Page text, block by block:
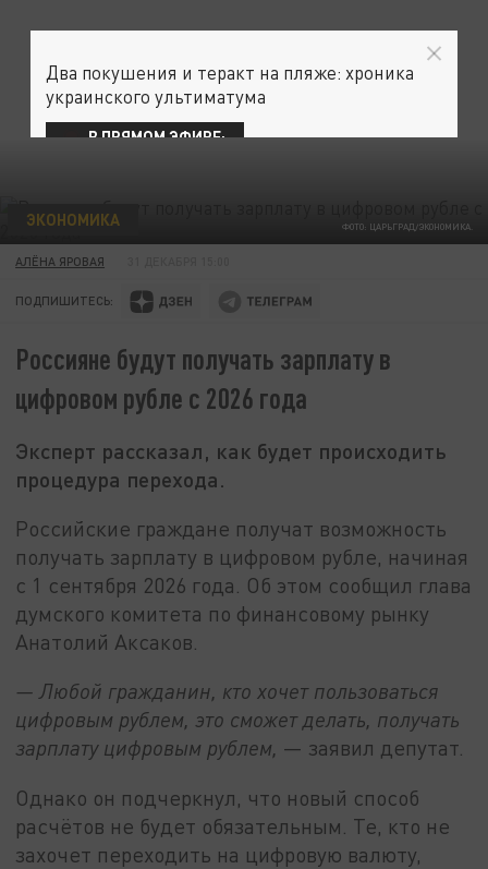
ФОТО: ЦАРЬГРАД/ЭКОНОМИКА.
ЭКОНОМИКА
АЛЁНА ЯРОВАЯ
ПОДПИШИТЕСЬ:
Россияне будут получать зарплату в
цифровом рубле с 2026 года
Эксперт рассказал, как будет происходить
процедура перехода.
Российские граждане получат возможность
получать зарплату в цифровом рубле, начиная
с 1 сентября 2026 года. Об этом сообщил глава
думского комитета по финансовому рынку
Анатолий Аксаков.
— Любой гражданин, кто хочет пользоваться
цифровым рублем, это сможет делать, получать
зарплату цифровым рублем, — заявил депутат.
Однако он подчеркнул, что новый способ
расчётов не будет обязательным. Те, кто не
захочет переходить на цифровую валюту,
Два покушения и теракт на пляже: хроника
украинского ультиматума
В ПРЯМОМ ЭФИРЕ: